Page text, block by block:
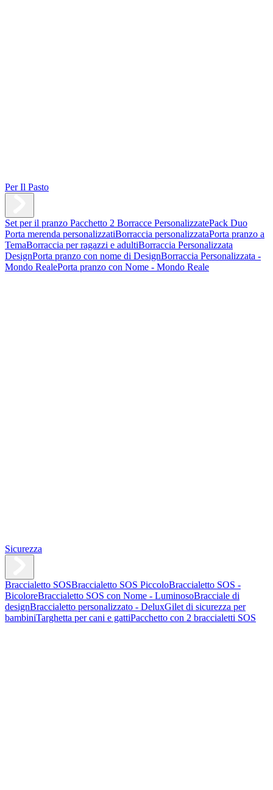
Per Il Pasto
Set per il pranzo Pacchetto 2 Borracce PersonalizzatePack Duo
Porta merenda personalizzatiBorraccia personalizzataPorta pranzo a
TemaBorraccia per ragazzi e adultiBorraccia Personalizzata
DesignPorta pranzo con nome di DesignBorraccia Personalizzata -
Mondo RealePorta pranzo con Nome - Mondo Reale
Sicurezza
Braccialetto SOSBraccialetto SOS PiccoloBraccialetto SOS -
BicoloreBraccialetto SOS con Nome - LuminosoBracciale di
designBraccialetto personalizzato - DeluxGilet di sicurezza per
bambiniTarghetta per cani e gattiPacchetto con 2 braccialetti SOS